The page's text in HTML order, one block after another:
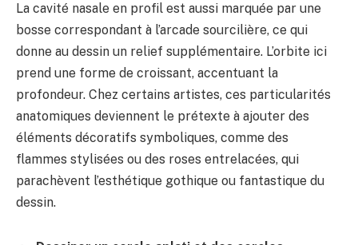
La cavité nasale en profil est aussi marquée par une
bosse correspondant à l’arcade sourcilière, ce qui
donne au dessin un relief supplémentaire. L’orbite ici
prend une forme de croissant, accentuant la
profondeur. Chez certains artistes, ces particularités
anatomiques deviennent le prétexte à ajouter des
éléments décoratifs symboliques, comme des
flammes stylisées ou des roses entrelacées, qui
parachèvent l’esthétique gothique ou fantastique du
dessin.